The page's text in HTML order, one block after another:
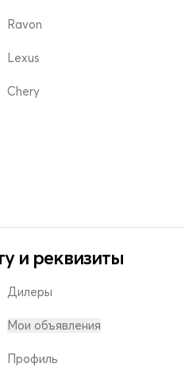
Ravon
Lexus
Chery
и реквизиты
Дилеры
Мои объявления
Профиль